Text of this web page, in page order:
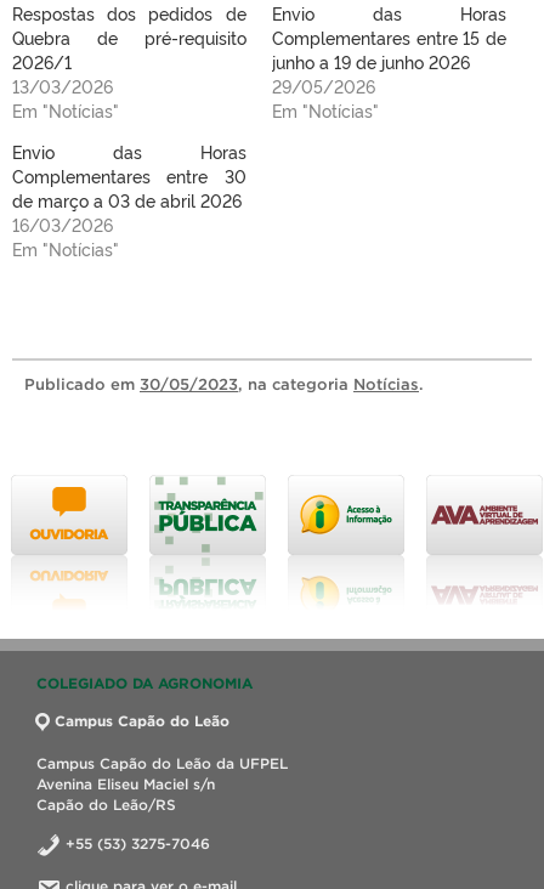
Respostas dos pedidos de
Quebra de pré-requisito
2026/1
13/03/2026
Em "Notícias"
Envio das Horas
Complementares entre 15 de
junho a 19 de junho 2026
29/05/2026
Em "Notícias"
Envio das Horas
Complementares entre 30
de março a 03 de abril 2026
16/03/2026
Em "Notícias"
Publicado em 30/05/2023, na categoria Notícias.
COLEGIADO DA AGRONOMIA
Campus Capão do Leão
Campus Capão do Leão da UFPEL
Avenina Eliseu Maciel s/n
Capão do Leão/RS
+55 (53) 3275-7046